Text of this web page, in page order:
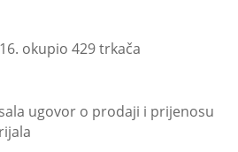
okupio 429 trkača
ugovor o prodaji i prijenosu